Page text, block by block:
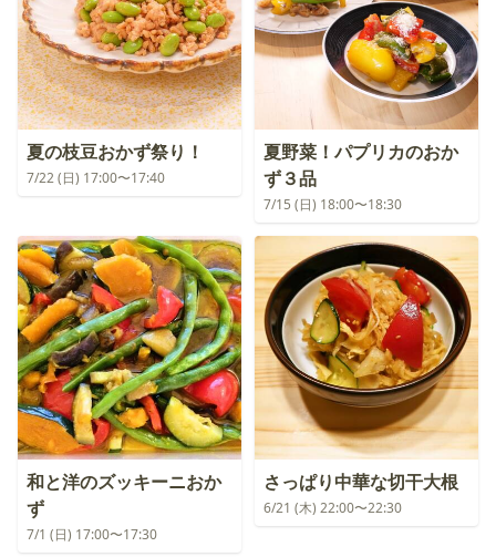
夏の枝豆おかず祭り！
7/22 (日) 17:00〜17:40
夏野菜！パプリカのおか
ず３品
7/15 (日) 18:00〜18:30
和と洋のズッキーニおか
ず
7/1 (日) 17:00〜17:30
さっぱり中華な切干大根
6/21 (木) 22:00〜22:30